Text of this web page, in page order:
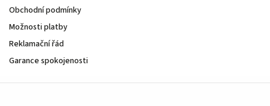
Obchodní podmínky
Možnosti platby
Reklamační řád
Garance spokojenosti